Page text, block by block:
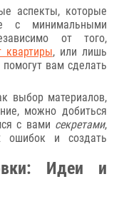
аспекты, которые
с минимальными
от того,
квартиры, или лишь
вам сделать
выбор материалов,
можно добиться
с вами секретами,
ошибок и создать
Идеи и